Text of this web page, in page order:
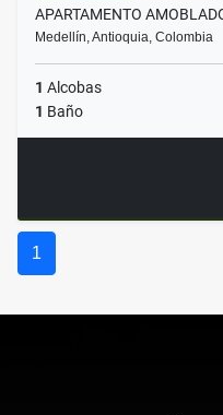
APARTAMENTO
Medellín, Antioquia, Colombia
1 Alcobas
1 Baño
1